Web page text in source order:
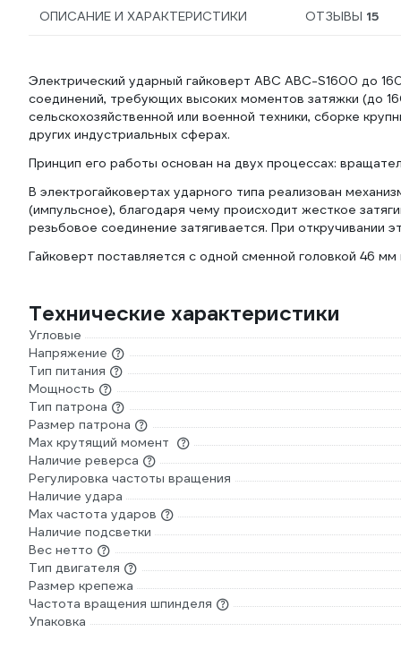
ОПИСАНИЕ И ХАРАКТЕРИСТИКИ ОТЗЫВЫ 15
Электрический ударный гайковерт ABC ABC-S1600 до
соединений, требующих высоких моментов затяжки (до
сельскохозяйственной или военной техники, сборке
других индустриальных сферах.
Принцип его работы основан на двух процессах:
В электрогайковертах ударного типа реализован
(импульсное), благодаря чему происходит жесткое
резьбовое соединение затягивается. При откручивании
Гайковерт поставляется с одной сменной головкой 46 мм
Технические характеристики
Угловые
Напряжение
Тип питания
Мощность
Тип патрона
Размер патрона
Max крутящий момент
Наличие реверса
Регулировка частоты вращения
Наличие удара
Мах частота ударов
Наличие подсветки
Вес нетто
Тип двигателя
Размер крепежа
Частота вращения шпинделя
Упаковка